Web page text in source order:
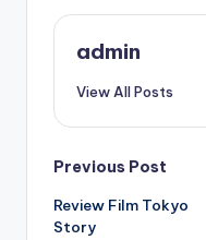
admin
View All Posts
Post
navigation
Previous Post
Review Film Tokyo
Story